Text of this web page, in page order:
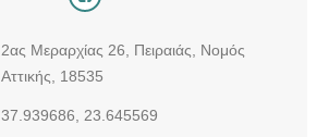
2ας Μεραρχίας 26, Πειραιάς, Νομός
Αττικής, 18535
37.939686, 23.645569